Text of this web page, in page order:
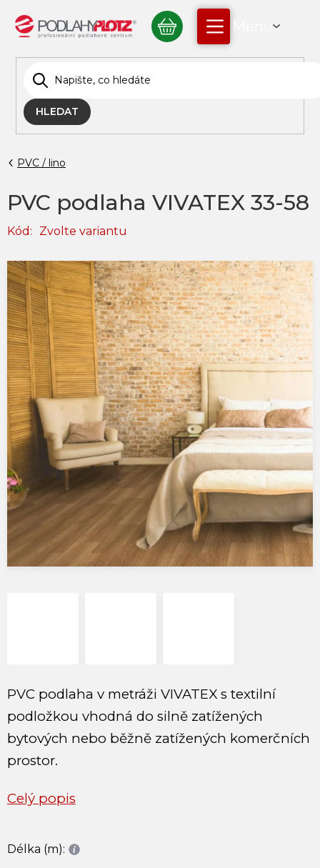
obsah
HLEDAT
NÁKUPNÍ
KOŠÍK
PVC / lino
PVC podlaha VIVATEX 33-58
Kód: Zvolte variantu
PVC podlaha v metráži VIVATEX s textilní
podložkou vhodná do silně zatížených
bytových nebo běžně zatížených komerčních
prostor.
Celý popis
Délka (m):